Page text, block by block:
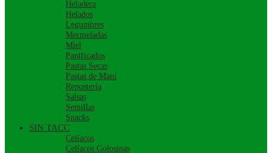
Heladera
Helados
Legumbres
Mermeladas
Miel
Panificados
Pastas Secas
Pastas de Maní
Repostería
Salsas
Semillas
Snacks
SIN TACC
Celíacos
Celíacos Golosinas